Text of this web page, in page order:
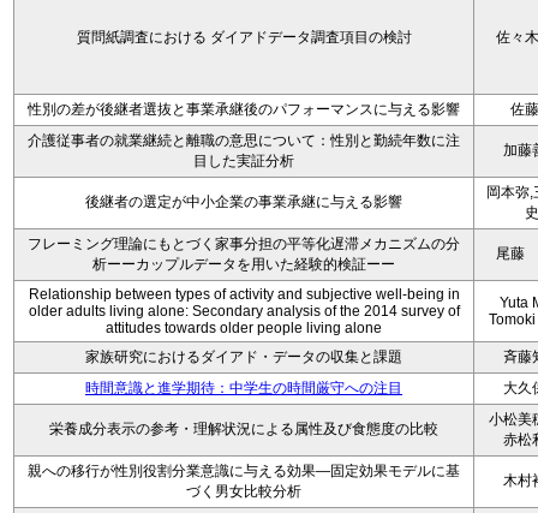
質問紙調査における ダイアドデータ調査項目の検討 佐々
性別の差が後継者選抜と事業承継後のパフォーマンスに与える影響
佐
介護従事者の就業継続と離職の意思について：性別と勤続年数に注
目した実証分析
加藤
後継者の選定が中小企業の事業承継に与える影響
岡本弥,
史
フレーミング理論にもとづく家事分担の平等化遅滞メカニズムの分
析ーーカップルデータを用いた経験的検証ーー
尾藤
Relationship between types of activity and subjective well-being in
older adults living alone: Secondary analysis of the 2014 survey of
attitudes towards older people living alone
Yuta
家族研究におけるダイアド・データの収集と課題
斉藤
時間意識と進学期待：中学生の時間厳守への注目
大久
栄養成分表示の参考・理解状況による属性及び食態度の比較
小松美
赤松
親への移行が性別役割分業意識に与える効果—固定効果モデルに基
づく男女比較分析
木村